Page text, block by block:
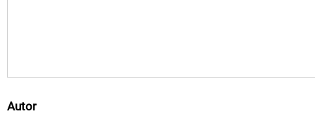
Autor